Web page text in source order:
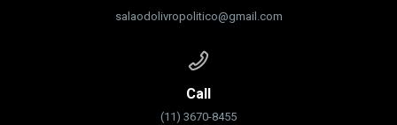
salaodolivropolitico@gmail.com
Call
(11) 3670-8455